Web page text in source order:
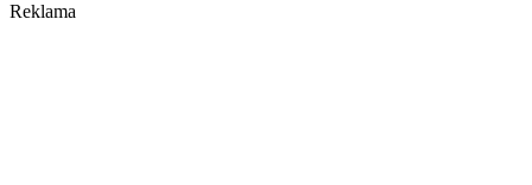
Reklama